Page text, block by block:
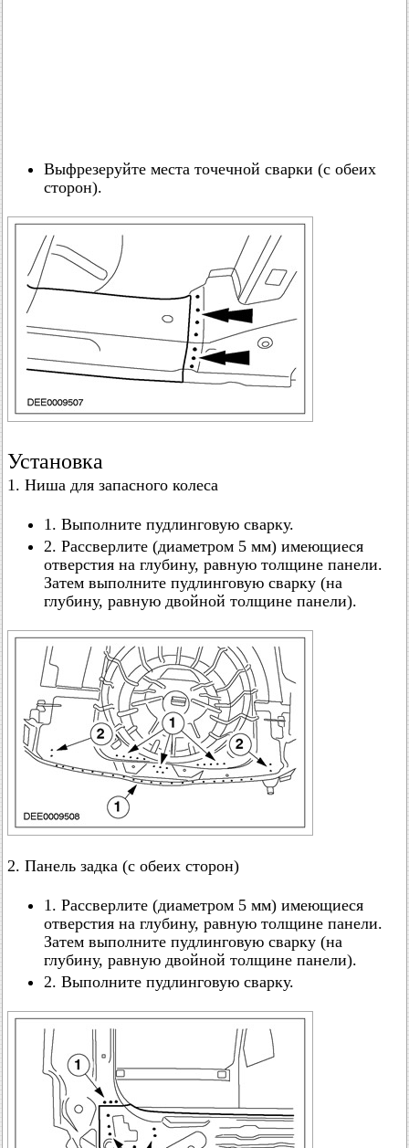
Выфрезеруйте места точечной сварки (с обеих
сторон).
Установка
1. Ниша для запасного колеса
1. Выполните пудлинговую сварку.
2. Рассверлите (диаметром 5 мм) имеющиеся
отверстия на глубину, равную толщине панели.
Затем выполните пудлинговую сварку (на
глубину, равную двойной толщине панели).
2. Панель задка (с обеих сторон)
1. Рассверлите (диаметром 5 мм) имеющиеся
отверстия на глубину, равную толщине панели.
Затем выполните пудлинговую сварку (на
глубину, равную двойной толщине панели).
2. Выполните пудлинговую сварку.